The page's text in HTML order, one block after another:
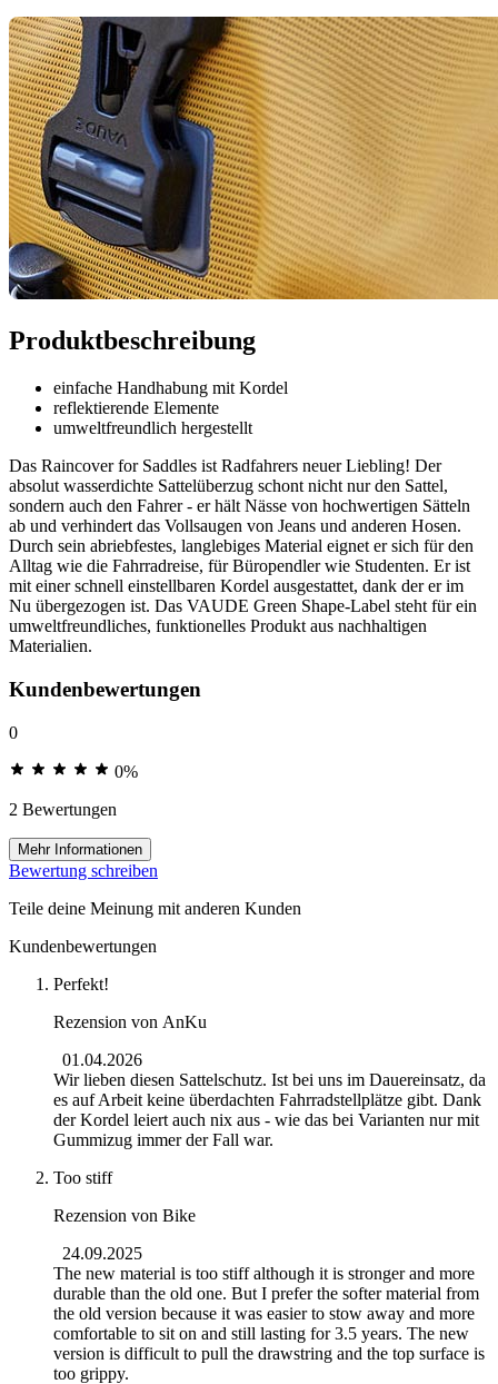
Produktbeschreibung
einfache Handhabung mit Kordel
reflektierende Elemente
umweltfreundlich hergestellt
Das Raincover for Saddles ist Radfahrers neuer Liebling! Der
absolut wasserdichte Sattelüberzug schont nicht nur den Sattel,
sondern auch den Fahrer - er hält Nässe von hochwertigen Sätteln
ab und verhindert das Vollsaugen von Jeans und anderen Hosen.
Durch sein abriebfestes, langlebiges Material eignet er sich für den
Alltag wie die Fahrradreise, für Büropendler wie Studenten. Er ist
mit einer schnell einstellbaren Kordel ausgestattet, dank der er im
Nu übergezogen ist. Das VAUDE Green Shape-Label steht für ein
umweltfreundliches, funktionelles Produkt aus nachhaltigen
Materialien.
Kundenbewertungen
0
0%
2 Bewertungen
Mehr Informationen
Bewertung schreiben
Teile deine Meinung mit anderen Kunden
Kundenbewertungen
Perfekt!
Rezension von AnKu
01.04.2026
Wir lieben diesen Sattelschutz. Ist bei uns im Dauereinsatz, da
es auf Arbeit keine überdachten Fahrradstellplätze gibt. Dank
der Kordel leiert auch nix aus - wie das bei Varianten nur mit
Gummizug immer der Fall war.
Too stiff
Rezension von Bike
24.09.2025
The new material is too stiff although it is stronger and more
durable than the old one. But I prefer the softer material from
the old version because it was easier to stow away and more
comfortable to sit on and still lasting for 3.5 years. The new
version is difficult to pull the drawstring and the top surface is
too grippy.